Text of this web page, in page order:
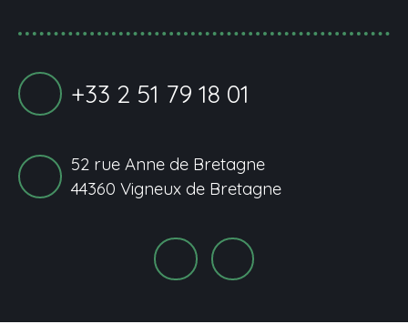
+33 2 51 79 18 01
52 rue Anne de Bretagne
44360 Vigneux de Bretagne